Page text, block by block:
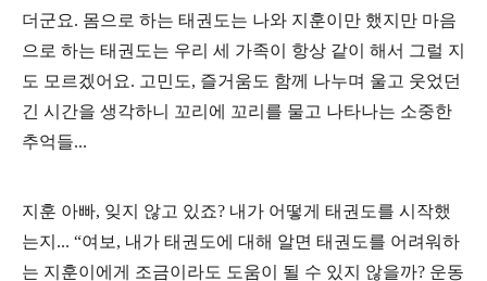
더군요. 몸으로 하는 태권도는 나와 지훈이만 했지만 마음
으로 하는 태권도는 우리 세 가족이 항상 같이 해서 그럴 지
도 모르겠어요. 고민도, 즐거움도 함께 나누며 울고 웃었던
긴 시간을 생각하니 꼬리에 꼬리를 물고 나타나는 소중한
추억들...
지훈 아빠, 잊지 않고 있죠? 내가 어떻게 태권도를 시작했
는지... “여보, 내가 태권도에 대해 알면 태권도를 어려워하
는 지훈이에게 조금이라도 도움이 될 수 있지 않을까? 운동